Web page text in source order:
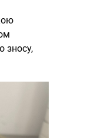
зносу,